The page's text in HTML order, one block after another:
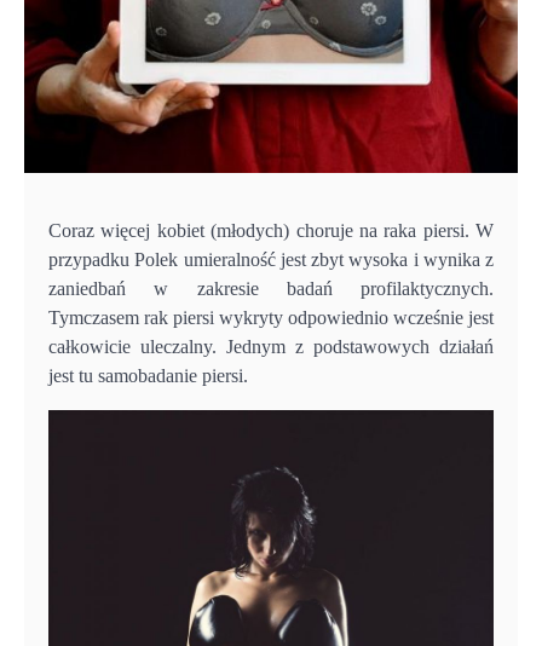
Coraz więcej kobiet (młodych) choruje na raka piersi. W
przypadku Polek umieralność jest zbyt wysoka i wynika z
zaniedbań w zakresie badań profilaktycznych.
Tymczasem rak piersi wykryty odpowiednio wcześnie jest
całkowicie uleczalny. Jednym z podstawowych działań
jest tu samobadanie piersi.